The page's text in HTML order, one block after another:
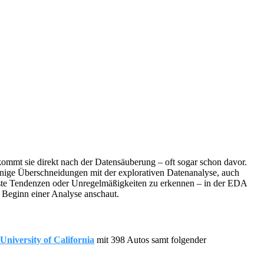
sie direkt nach der Datensäuberung – oft sogar schon davor.
Überschneidungen mit der explorativen Datenanalyse, auch
Tendenzen oder Unregelmäßigkeiten zu erkennen – in der EDA
einer Analyse anschaut.
of California mit 398 Autos samt folgender